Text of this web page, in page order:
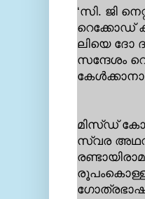
‘സി. ജി
റെക്കോഡ്
ലിയെ ദോ
സന്ദേശം
മിസ്ഡ്
സ്വര